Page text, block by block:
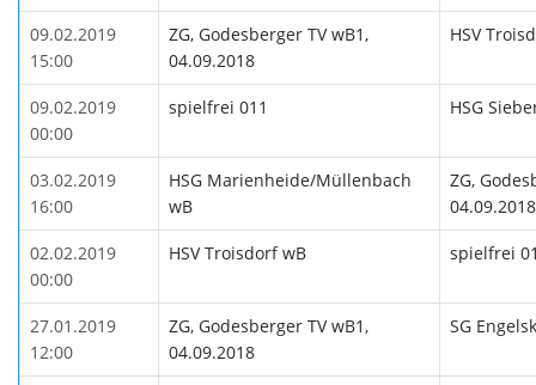
09.02.2019
15:00
ZG, Godesberger TV wB1,
04.09.2018
HSV
09.02.2019
00:00
spielfrei 011 HSG
03.02.2019
16:00
HSG Marienheide/Müllenbach
wB
ZG,
04.09.2018
02.02.2019
00:00
HSV Troisdorf wB spielfrei
27.01.2019
12:00
ZG, Godesberger TV wB1,
04.09.2018
SG